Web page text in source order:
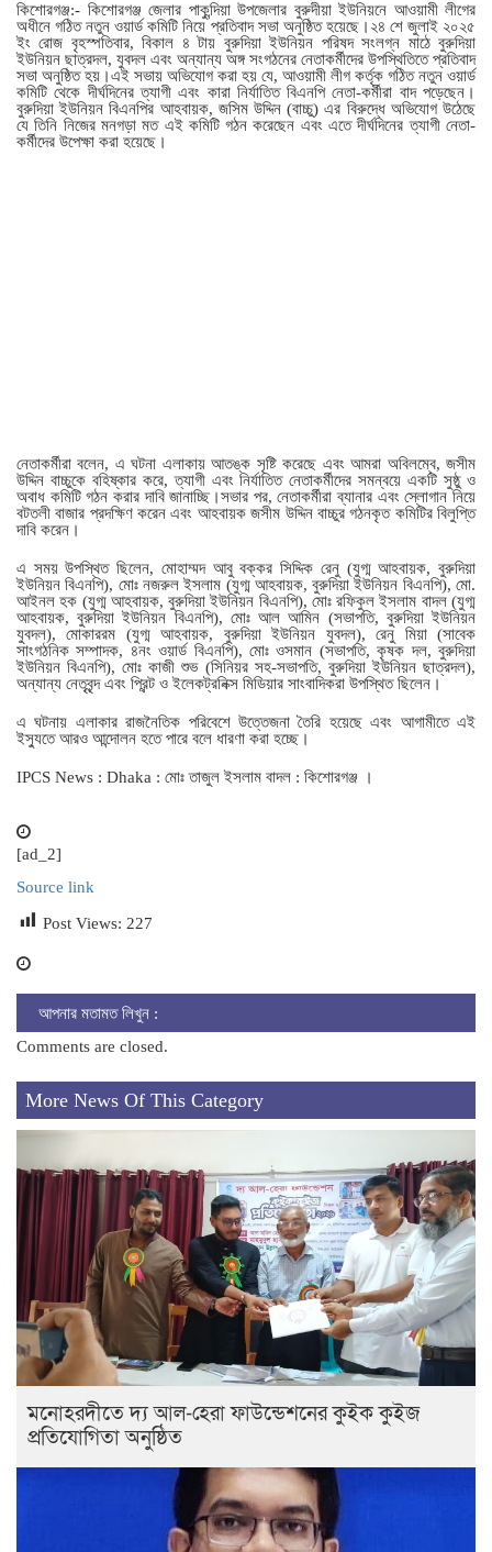
কিশোরগঞ্জ:- কিশোরগঞ্জ জেলার পাকুন্দিয়া উপজেলার বুরুদীয়া ইউনিয়নে আওয়ামী লীগের
অধীনে গঠিত নতুন ওয়ার্ড কমিটি নিয়ে প্রতিবাদ সভা অনুষ্ঠিত হয়েছে।২৪ শে জুলাই ২০২৫
ইং রোজ বৃহস্পতিবার, বিকাল ৪ টায় বুরুদিয়া ইউনিয়ন পরিষদ সংলগ্ন মাঠে বুরুদিয়া
ইউনিয়ন ছাত্রদল, যুবদল এবং অন্যান্য অঙ্গ সংগঠনের নেতাকর্মীদের উপস্থিতিতে প্রতিবাদ
সভা অনুষ্ঠিত হয়।এই সভায় অভিযোগ করা হয় যে, আওয়ামী লীগ কর্তৃক গঠিত নতুন ওয়ার্ড
কমিটি থেকে দীর্ঘদিনের ত্যাগী এবং কারা নির্যাতিত বিএনপি নেতা-কর্মীরা বাদ পড়েছেন।
বুরুদিয়া ইউনিয়ন বিএনপির আহবায়ক, জসিম উদ্দিন (বাচ্চু) এর বিরুদ্ধে অভিযোগ উঠেছে
যে তিনি নিজের মনগড়া মত এই কমিটি গঠন করেছেন এবং এতে দীর্ঘদিনের ত্যাগী নেতা-
কর্মীদের উপেক্ষা করা হয়েছে।
নেতাকর্মীরা বলেন, এ ঘটনা এলাকায় আতঙ্ক সৃষ্টি করেছে এবং আমরা অবিলম্বে, জসীম
উদ্দিন বাচ্চুকে বহিষ্কার করে, ত্যাগী এবং নির্যাতিত নেতাকর্মীদের সমন্বয়ে একটি সুষ্ঠু ও
অবাধ কমিটি গঠন করার দাবি জানাচ্ছি।সভার পর, নেতাকর্মীরা ব্যানার এবং স্লোগান নিয়ে
বটতলী বাজার প্রদক্ষিণ করেন এবং আহবায়ক জসীম উদ্দিন বাচ্চুর গঠনকৃত কমিটির বিলুপ্তি
দাবি করেন।
এ সময় উপস্থিত ছিলেন, মোহাম্মদ আবু বক্কর সিদ্দিক রেনু (যুগ্ম আহবায়ক, বুরুদিয়া
ইউনিয়ন বিএনপি), মোঃ নজরুল ইসলাম (যুগ্ম আহবায়ক, বুরুদিয়া ইউনিয়ন বিএনপি), মো.
আইনল হক (যুগ্ম আহবায়ক, বুরুদিয়া ইউনিয়ন বিএনপি), মোঃ রফিকুল ইসলাম বাদল (যুগ্ম
আহবায়ক, বুরুদিয়া ইউনিয়ন বিএনপি), মোঃ আল আমিন (সভাপতি, বুরুদিয়া ইউনিয়ন
যুবদল), মোকাররম (যুগ্ম আহবায়ক, বুরুদিয়া ইউনিয়ন যুবদল), রেনু মিয়া (সাবেক
সাংগঠনিক সম্পাদক, ৪নং ওয়ার্ড বিএনপি), মোঃ ওসমান (সভাপতি, কৃষক দল, বুরুদিয়া
ইউনিয়ন বিএনপি), মোঃ কাজী শুভ (সিনিয়র সহ-সভাপতি, বুরুদিয়া ইউনিয়ন ছাত্রদল),
অন্যান্য নেতৃবৃন্দ এবং প্রিন্ট ও ইলেকট্রনিক্স মিডিয়ার সাংবাদিকরা উপস্থিত ছিলেন।
এ ঘটনায় এলাকার রাজনৈতিক পরিবেশে উত্তেজনা তৈরি হয়েছে এবং আগামীতে এই
ইস্যুতে আরও আন্দোলন হতে পারে বলে ধারণা করা হচ্ছে।
IPCS News : Dhaka : মোঃ তাজুল ইসলাম বাদল : কিশোরগঞ্জ ।
[ad_2]
Source link
Post Views: 227
আপনার মতামত লিখুন :
Comments are closed.
More News Of This Category
মনোহরদীতে দ্য আল-হেরা ফাউন্ডেশনের কুইক কুইজ
প্রতিযোগিতা অনুষ্ঠিত